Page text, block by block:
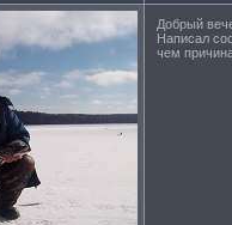
Добрый
Написал
чем